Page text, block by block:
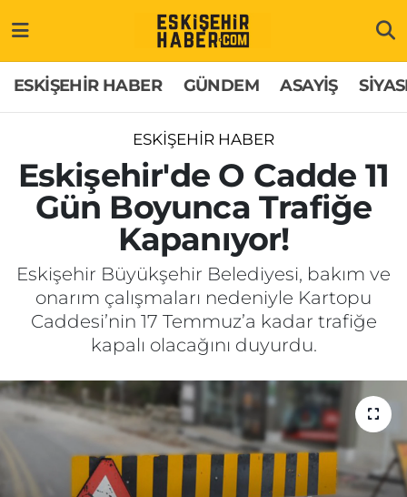
ESKİŞEHİR HABER GÜNDEM ASAYİŞ
ESKİŞEHİR HABER
Eskişehir'de O Cadde 11
Gün Boyunca Trafiğe
Kapanıyor!
Eskişehir Büyükşehir Belediyesi, bakım ve
onarım çalışmaları nedeniyle Kartopu
Caddesi’nin 17 Temmuz’a kadar trafiğe
kapalı olacağını duyurdu.
GÜNDEM
ASAYİŞ
SİYASET
EKONOMİ
SAĞLIK
EĞİTİM
SPOR
MAGAZİN
ESKİŞEHİRSPOR
Hakkımızda
İletişim
Künye
Odunpazarı Trafik Yoğunluk Haritası
Süper Lig Puan Durumu ve Fikstür
Tüm Manşetler
Son Dakika Haberleri
Haber Arşivi